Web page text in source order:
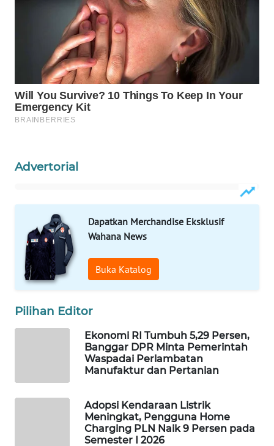
Advertorial
Dapatkan Merchandise Eksklusif
Wahana News
Buka Katalog
Pilihan Editor
Ekonomi RI Tumbuh 5,29 Persen,
Banggar DPR Minta Pemerintah
Waspadai Perlambatan
Manufaktur dan Pertanian
Adopsi Kendaraan Listrik
Meningkat, Pengguna Home
Charging PLN Naik 9 Persen pada
Semester I 2026
WAHANA
PERSONA
WAHANA
OTOMOTIF
LAPAK
WAHANA
Wahana
KONSUMEN